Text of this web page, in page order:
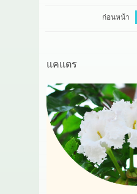
GREEN HOUSE
ก่อนหน้า
แคแตร